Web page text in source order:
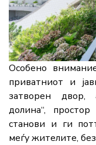
Особено
приватниот и
затворен двор,
долина“,
станови и ги
меѓу жителите,